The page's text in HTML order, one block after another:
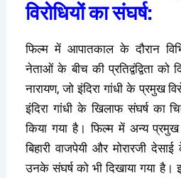
विरोधियों का संघर्ष:
फिल्म में आपातकाल के दौरान
नेताओं के बीच की प्रतिद्वंद्विता को
नारायण, जो इंदिरा गांधी के प्रमुख
इंदिरा गांधी के खिलाफ संघर्ष का
किया गया है। फिल्म में अन्य
बिहारी वाजपेयी और मोरारजी
उनके संघर्ष को भी दिखाया गया है।